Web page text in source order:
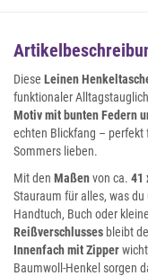
Diese Leinen
funktionaler
Motiv mit bunten Federn
echten Blickfang – perfekt
Sommers lieben.
Mit den Maßenvon ca. 41
Stauraum für alles, was
Handtuch, Buch oder
Reißverschlusses bleibt
Innenfach mit Zipper
Baumwoll-Henkel sorgen